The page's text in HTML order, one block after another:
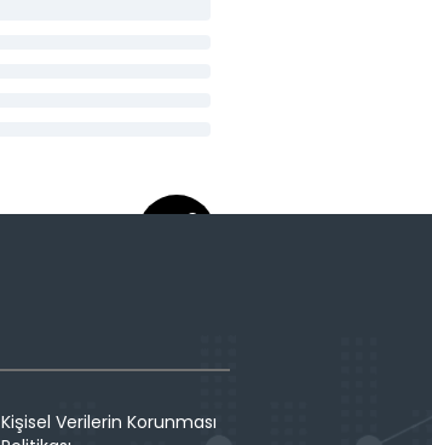
Kişisel Verilerin Korunması